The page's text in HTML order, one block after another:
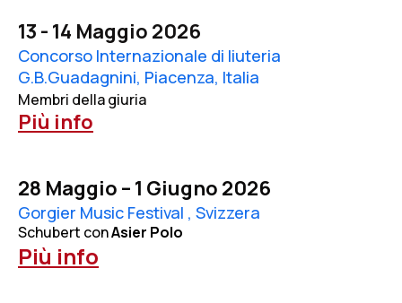
13 - 14 Maggio 2026
Concorso Internazionale di liuteria
G.B.Guadagnini, Piacenza, Italia
Membri della giuria
Più info
28 Maggio – 1 Giugno 2026
Gorgier Music Festival , Svizzera
Schubert conAsier Polo
Più info